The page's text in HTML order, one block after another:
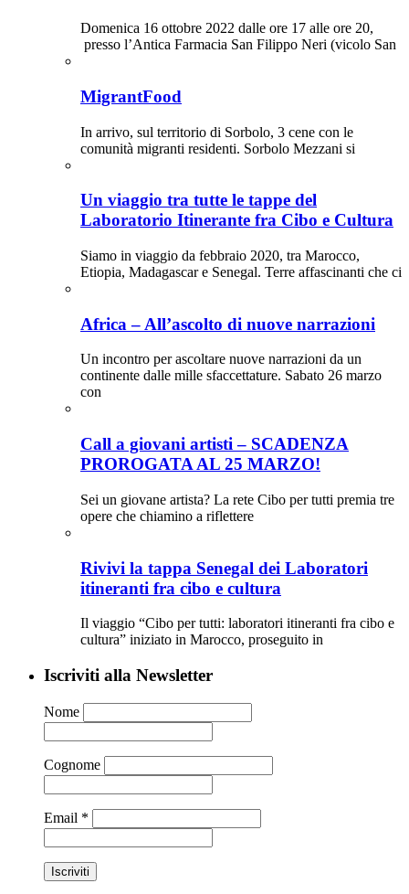
Domenica 16 ottobre 2022 dalle ore 17 alle ore 20,
presso l’Antica Farmacia San Filippo Neri (vicolo San
MigrantFood
In arrivo, sul territorio di Sorbolo, 3 cene con le
comunità migranti residenti. Sorbolo Mezzani si
Un viaggio tra tutte le tappe del
Laboratorio Itinerante fra Cibo e Cultura
Siamo in viaggio da febbraio 2020, tra Marocco,
Etiopia, Madagascar e Senegal. Terre affascinanti che ci
Africa – All’ascolto di nuove narrazioni
Un incontro per ascoltare nuove narrazioni da un
continente dalle mille sfaccettature. Sabato 26 marzo
con
Call a giovani artisti – SCADENZA
PROROGATA AL 25 MARZO!
Sei un giovane artista? La rete Cibo per tutti premia tre
opere che chiamino a riflettere
Rivivi la tappa Senegal dei Laboratori
itineranti fra cibo e cultura
Il viaggio “Cibo per tutti: laboratori itineranti fra cibo e
cultura” iniziato in Marocco, proseguito in
Iscriviti alla Newsletter
Nome
Cognome
Email *